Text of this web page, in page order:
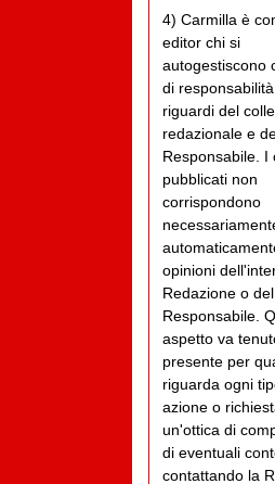
4) Carmilla è
editor chi si
autogestiscono
di
riguardi del
redazionale e
Responsabile. I
pubblicati non
corrispondono
opinioni
Redazione o
Responsabile.
aspetto va
presente per
riguarda ogni
azione o
un'ottica di
di eventuali
contattando la